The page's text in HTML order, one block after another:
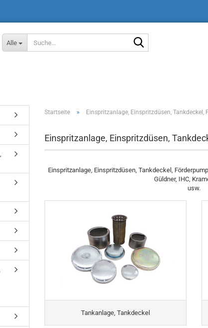
Alle
Startseite » Einspritzanlage, Einspritzdüsen, Tankdeckel,
Einspritzanlage, Einspritzdüsen,
Einspritzanlage, Einspritzdüsen, Tankdeckel,
Güldner, IHC,
usw.
Tankanlage, Tankdeckel